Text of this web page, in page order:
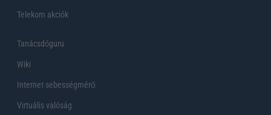
Telekom akciók
Tanácsdóguru
Wiki
Internet sebességmérő
Virtuális valóság